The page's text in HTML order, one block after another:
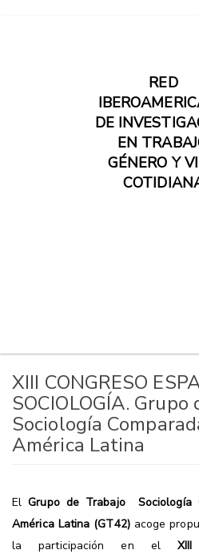
RED
DE
EN
GÉNERO Y
XIII CONGRESO
SOCIOLOGÍA. Grupo
Sociología
América Latina
El Grupo de Trabajo Sociología
América Latina (GT42)acoge
la participación en el